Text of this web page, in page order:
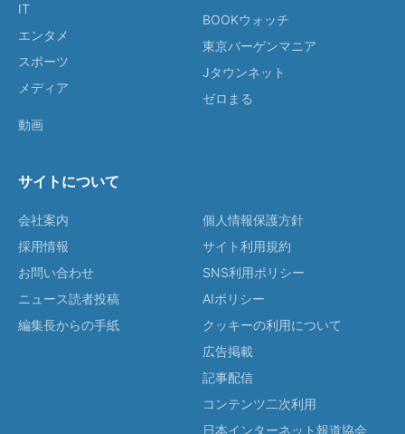
IT
エンタメ
スポーツ
メディア
動画
BOOKウォッチ
東京バーゲンマニア
Jタウンネット
ゼロまる
サイトについて
会社案内
採用情報
お問い合わせ
ニュース読者投稿
編集長からの手紙
個人情報保護方針
サイト利用規約
SNS利用ポリシー
AIポリシー
クッキーの利用について
広告掲載
記事配信
コンテンツ二次利用
日本インターネット報道協会